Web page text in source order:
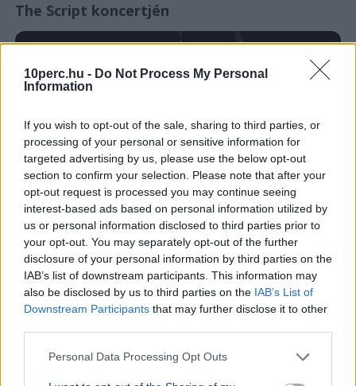
10perc.hu - Do Not Process My Personal
Information
If you wish to opt-out of the sale, sharing to third parties, or
processing of your personal or sensitive information for
targeted advertising by us, please use the below opt-out
section to confirm your selection. Please note that after your
opt-out request is processed you may continue seeing
interest-based ads based on personal information utilized by
us or personal information disclosed to third parties prior to
your opt-out. You may separately opt-out of the further
disclosure of your personal information by third parties on the
IAB’s list of downstream participants. This information may
also be disclosed by us to third parties on the IAB’s List of
Downstream Participants that may further disclose it to other
Personal Data Processing Opt Outs
The Script koncertjén
Koncert Fesztivál Románia
kiemelt pillanata volt a városnapon.Bővebben...